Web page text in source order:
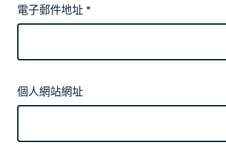
電子郵件地址*
個人網站網址